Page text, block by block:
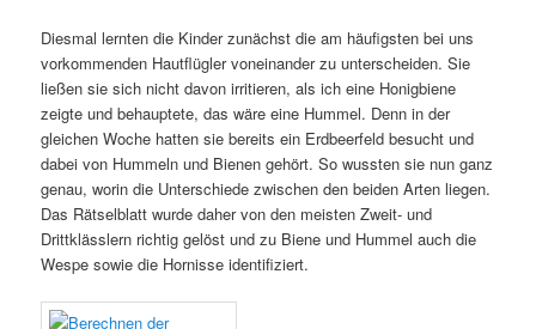
Diesmal lernten die Kinder zunächst die am häufigsten bei uns
vorkommenden Hautflügler voneinander zu unterscheiden. Sie
ließen sie sich nicht davon irritieren, als ich eine Honigbiene
zeigte und behauptete, das wäre eine Hummel. Denn in der
gleichen Woche hatten sie bereits ein Erdbeerfeld besucht und
dabei von Hummeln und Bienen gehört. So wussten sie nun ganz
genau, worin die Unterschiede zwischen den beiden Arten liegen.
Das Rätselblatt wurde daher von den meisten Zweit- und
Drittklässlern richtig gelöst und zu Biene und Hummel auch die
Wespe sowie die Hornisse identifiziert.